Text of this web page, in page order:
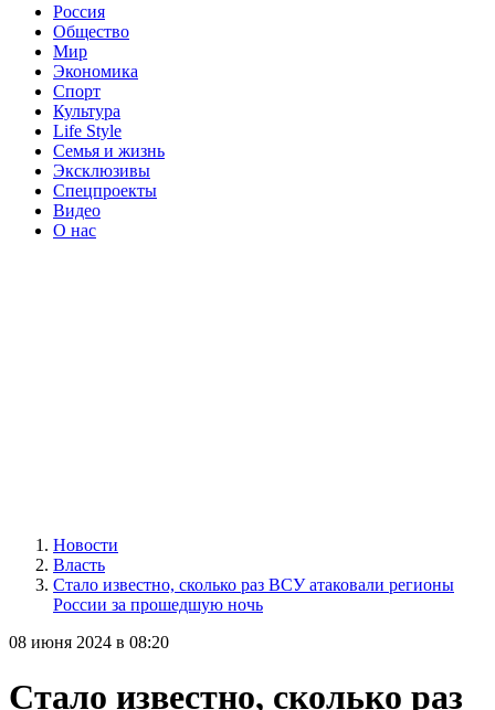
Россия
Общество
Мир
Экономика
Спорт
Культура
Life Style
Семья и жизнь
Эксклюзивы
Спецпроекты
Видео
О нас
Новости
Власть
Стало известно, сколько раз ВСУ атаковали регионы
России за прошедшую ночь
08 июня 2024 в 08:20
Стало известно, сколько раз